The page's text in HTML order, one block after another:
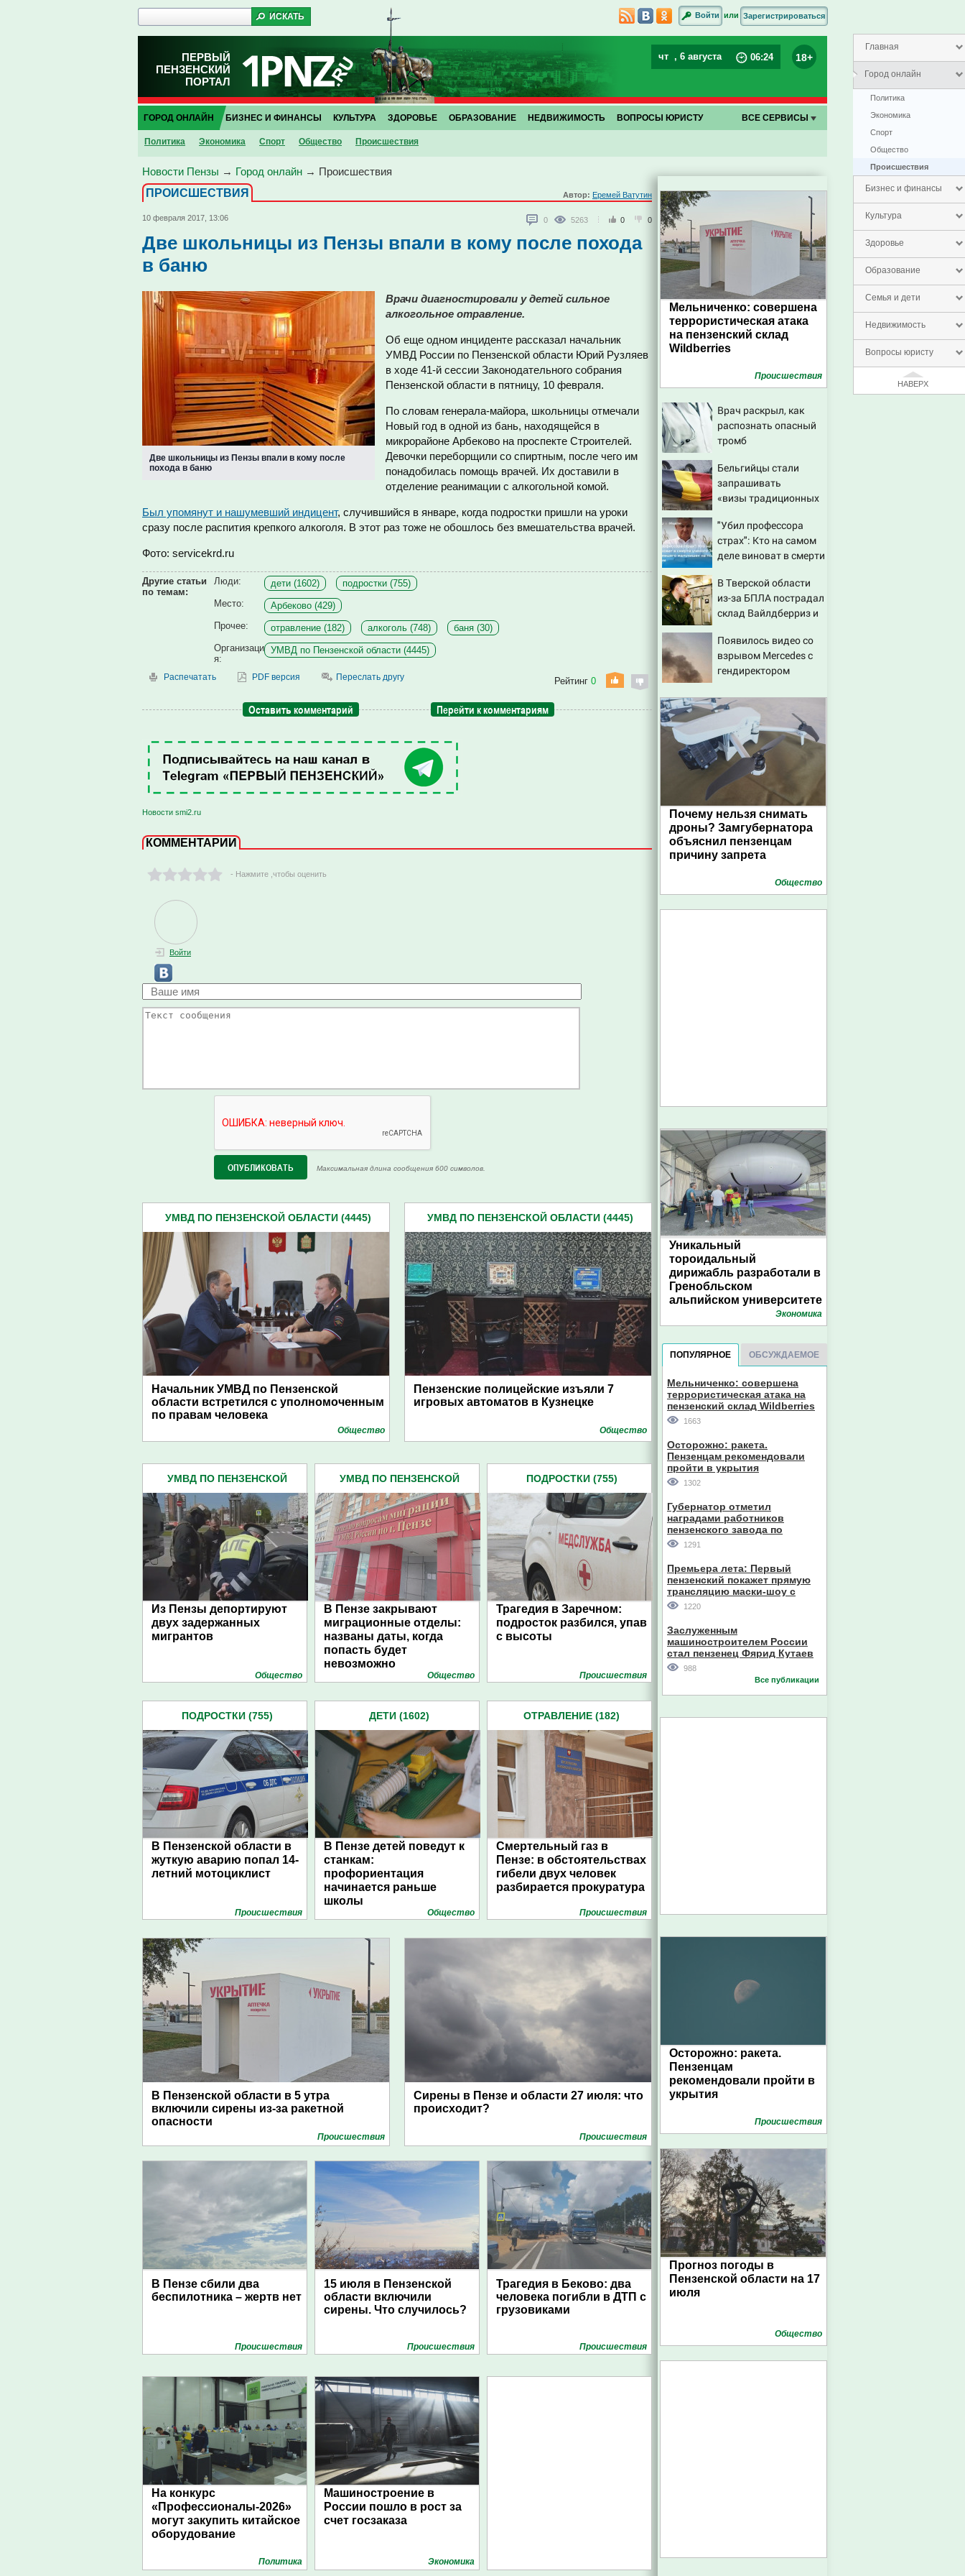
Главная
Город онлайн
Политика
Экономика
Спорт
Общество
Проиcшествия
Бизнес и финансы
Культура
Здоровье
Образование
Семья и дети
Недвижимость
Вопросы юристу
НАВЕРХ
Войти или Зарегистрироваться
ПЕРВЫЙ
ПЕНЗЕНСКИЙ
ПОРТАЛ
чт , 6 августа 06:24 18+
ГОРОД ОНЛАЙН
Политика Экономика Спорт Общество Проиcшествия
БИЗНЕС И ФИНАНСЫ КУЛЬТУРА ЗДОРОВЬЕ ОБРАЗОВАНИЕ НЕДВИЖИМОСТЬ ВОПРОСЫ ЮРИСТУ ВСЕ СЕРВИСЫ
Новости Пензы → Город онлайн → Проиcшествия
ПРОИCШЕСТВИЯ
Автор: Еремей Ватутин
10 февраля 2017, 13:06 0 5263 0 0
Две школьницы из Пензы впали в кому после похода
в баню
Две школьницы из Пензы впали в кому после
похода в баню
Врачи диагностировали у детей сильное
алкогольное отравление.
Об еще одном инциденте рассказал начальник
УМВД России по Пензенской области Юрий Рузляев
в ходе 41-й сессии Законодательного собрания
Пензенской области в пятницу, 10 февраля.
По словам генерала-майора, школьницы отмечали
Новый год в одной из бань, находящейся в
микрорайоне Арбеково на проспекте Строителей.
Девочки переборщили со спиртным, после чего им
понадобилась помощь врачей. Их доставили в
отделение реанимации с алкогольной комой.
Был упомянут и нашумевший индицент, случившийся в январе, когда подростки пришли на уроки
сразу после распития крепкого алкоголя. В этот раз тоже не обошлось без вмешательства врачей.
Фото: servicekrd.ru
Другие статьи
по темам:
Люди: дети (1602)
подростки (755)
Место:
Арбеково (429)
Прочее:
отравление (182) алкоголь (748)
баня (30)
Организаци
я:
УМВД по Пензенской области (4445)
Распечатать PDF версия Переслать другу Рейтинг 0
Оставить комментарий Перейти к комментариям
Новости smi2.ru
КОММЕНТАРИИ
- Нажмите ,чтобы оценить
Войти
Максимальная длина сообщения 600 символов.
УМВД ПО ПЕНЗЕНСКОЙ ОБЛАСТИ (4445)
Начальник УМВД по Пензенской
области встретился с уполномоченным
по правам человека
Общество
УМВД ПО ПЕНЗЕНСКОЙ ОБЛАСТИ (4445)
Пензенские полицейские изъяли 7
игровых автоматов в Кузнецке
Общество
УМВД ПО ПЕНЗЕНСКОЙ
Из Пензы депортируют
двух задержанных
мигрантов
Общество
УМВД ПО ПЕНЗЕНСКОЙ
В Пензе закрывают
миграционные отделы:
названы даты, когда
попасть будет
невозможно
Общество
ПОДРОСТКИ (755)
Трагедия в Заречном:
подросток разбился, упав
с высоты
Проиcшествия
ПОДРОСТКИ (755)
В Пензенской области в
жуткую аварию попал 14-
летний мотоциклист
Проиcшествия
ДЕТИ (1602)
В Пензе детей поведут к
станкам:
профориентация
начинается раньше
школы
Общество
ОТРАВЛЕНИЕ (182)
Смертельный газ в
Пензе: в обстоятельствах
гибели двух человек
разбирается прокуратура
Проиcшествия
В Пензенской области в 5 утра
включили сирены из-за ракетной
опасности
Проиcшествия
Сирены в Пензе и области 27 июля: что
происходит?
Проиcшествия
В Пензе сбили два
беспилотника – жертв нет
Проиcшествия
15 июля в Пензенской
области включили
сирены. Что случилось?
Проиcшествия
Трагедия в Беково: два
человека погибли в ДТП с
грузовиками
Проиcшествия
На конкурс
«Профессионалы-2026»
могут закупить китайское
оборудование
Политика
Машиностроение в
России пошло в рост за
счет госзаказа
Экономика
Мельниченко: совершена
террористическая атака
на пензенский склад
Wildberries
Проиcшествия
Врач раскрыл, как
распознать опасный
тромб
Бельгийцы стали
запрашивать
«визы традиционных
посольстве РФ
"Убил профессора
страх": Кто на самом
деле виноват в смерти
остановившего
мальчишек на поле с
горохом
В Тверской области
из-за БПЛА пострадал
склад Вайлдберриз и
Новости Твери и
городов Тверской
области сегодня -
новости. Новости
Появилось видео со
взрывом Mercedes с
гендиректором
Урале
Почему нельзя снимать
дроны? Замгубернатора
объяснил пензенцам
причину запрета
Общество
Уникальный
тороидальный
дирижабль разработали в
Гренобльском
альпийском университете
Экономика
ПОПУЛЯРНОЕ ОБСУЖДАЕМОЕ
Мельниченко: совершена
террористическая атака на
пензенский склад Wildberries
1663
Осторожно: ракета.
Пензенцам рекомендовали
пройти в укрытия
1302
Губернатор отметил
наградами работников
пензенского завода по
производству станков
1291
Премьера лета: Первый
пензенский покажет прямую
трансляцию маски-шоу с
участием компании из Южной
1220
Заслуженным
машиностроителем России
стал пензенец Фярид Кутаев
988
Все публикации
Осторожно: ракета.
Пензенцам
рекомендовали пройти в
укрытия
Проиcшествия
Прогноз погоды в
Пензенской области на 17
июля
Общество